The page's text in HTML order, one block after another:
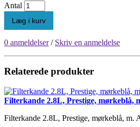
Antal
Læg i kurv
0 anmeldelser/ Skriv en anmeldelse
Relaterede produkter
Filterkande 2.8L, Prestige, mørkeblå,
Filterkande 2.8L, Prestige, mørkeblå, m.